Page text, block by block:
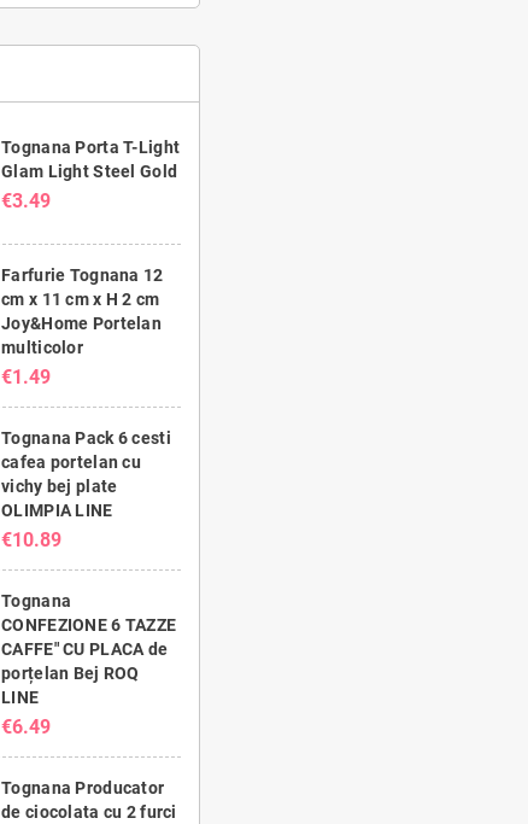
Tognana Porta T-Light
Glam Light Steel Gold
€3.49
Farfurie Tognana 12
cm x 11 cm x H 2 cm
Joy&Home Portelan
multicolor
€1.49
Tognana Pack 6 cesti
cafea portelan cu
vichy bej plate
OLIMPIA LINE
€10.89
Tognana
CONFEZIONE 6 TAZZE
CAFFE" CU PLACA de
porțelan Bej ROQ
LINE
€6.49
Tognana Producator
de ciocolata cu 2 furci